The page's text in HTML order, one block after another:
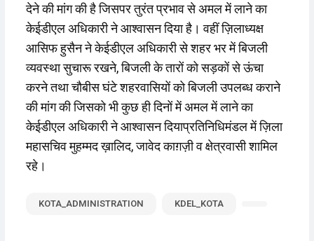
देने की मांग की है जिसपर तुरंत प्रभाव से अमल में लाने का
केईडीएल अधिकारी ने आश्वासन दिया है। वहीं ज़िलाध्यक्ष
आसिफ हुसैन ने केईडीएल अधिकारी से शहर भर में बिजली
व्यवस्था सुचारू रखने, बिजली के तारों को सड़कों से ऊंचा
करने तथा चौबीस घंटे शहरवासियों को बिजली उपलब्ध कराने
की मांग की जिसको भी कुछ ही दिनों में अमल में लाने का
केईडीएल अधिकारी ने आश्वासन दियाप्रतिनिधिमंडल में ज़िला
महासचिव मुहम्मद ख़ालिद, जावेद काग़ज़ी व क्षेत्रवासी शामिल
रहे।
KOTA_ADMINISTRATION KDEL_KOTA